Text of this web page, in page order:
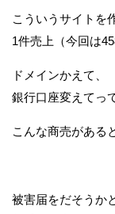
こういうサイトを
1件売上（今回は
ドメインかえて、
銀行口座変えてっ
こんな商売がある
被害届をだそうか